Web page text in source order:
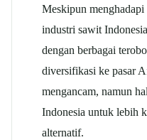
Meskipun
industri sawit
dengan berbagai
diversifikasi ke pasar
mengancam, namun
Indonesia untuk lebih
alternatif.